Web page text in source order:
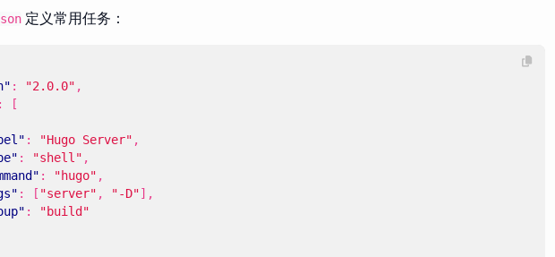
定义常用任务：
: "2.0.0" ,
[
: "Hugo Server" ,
: "shell" ,
: "hugo" ,
: [ "server" , "-D"],
: "build"